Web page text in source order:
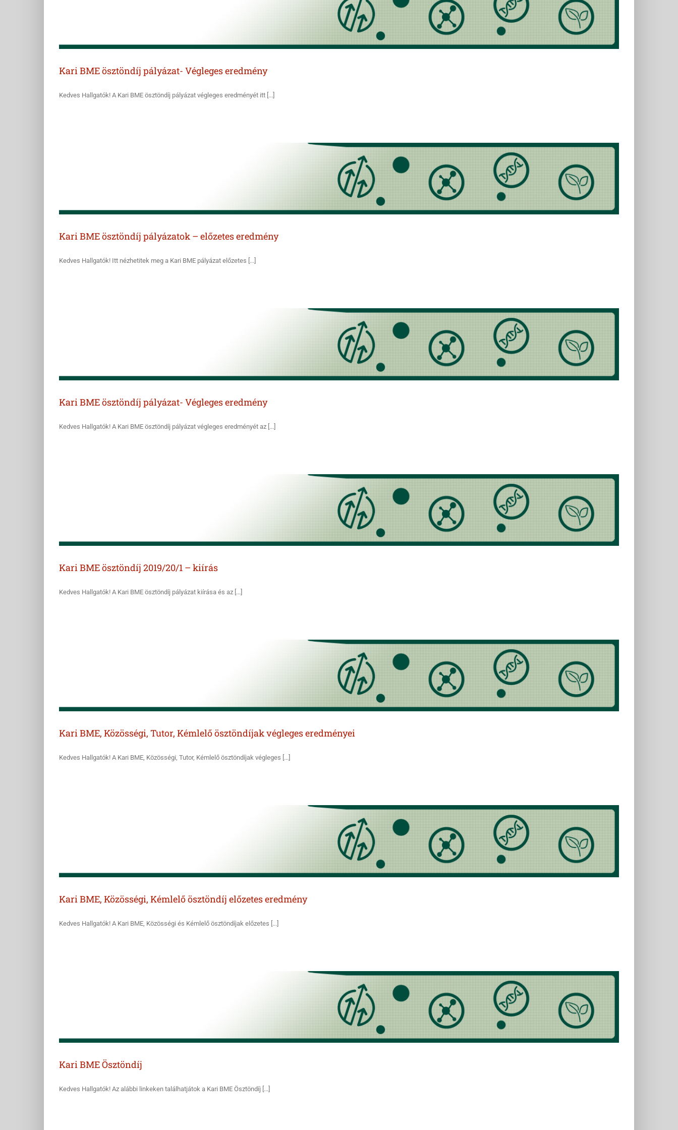
Kari BME ösztöndíj pályázat- Végleges eredmény
Kedves Hallgatók! A Kari BME ösztöndíj pályázat végleges eredményét itt [...]
Kari BME ösztöndíj pályázatok – előzetes eredmény
Kedves Hallgatók! Itt nézhetitek meg a Kari BME pályázat előzetes [...]
Kari BME ösztöndíj pályázat- Végleges eredmény
Kedves Hallgatók! A Kari BME ösztöndíj pályázat végleges eredményét az [...]
Kari BME ösztöndíj 2019/20/1 – kiírás
Kedves Hallgatók! A Kari BME ösztöndíj pályázat kiírása és az [...]
Kari BME, Közösségi, Tutor, Kémlelő ösztöndíjak végleges eredményei
Kedves Hallgatók! A Kari BME, Közösségi, Tutor, Kémlelő ösztöndíjak végleges [...]
Kari BME, Közösségi, Kémlelő ösztöndíj előzetes eredmény
Kedves Hallgatók! A Kari BME, Közösségi és Kémlelő ösztöndíjak előzetes [...]
Kari BME Ösztöndíj
Kedves Hallgatók! Az alábbi linkeken találhatjátok a Kari BME Ösztöndíj [...]